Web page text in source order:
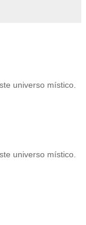
universo místico.
universo místico.